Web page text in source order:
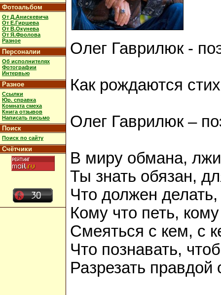
Фотоальбом
От Д.Анискевича
От Е.Гиршева
От В.Окунева
От Я.Фролова
Разное
Персоналии
Об исполнителях
Фотографии
Интервью
Разное
Ссылки
Юр. справка
Комната смеха
Книга отзывов
Написать письмо
Поиск
Поиск по сайту
Счётчики
Олег Гаврилюк -
Как рождаются
Олег Гаврилюк –
В миру обмана,
Ты знать обязан,
Что должен
Кому что петь,
Смеяться с кем, с
Что познавать,
Разрезать правдой